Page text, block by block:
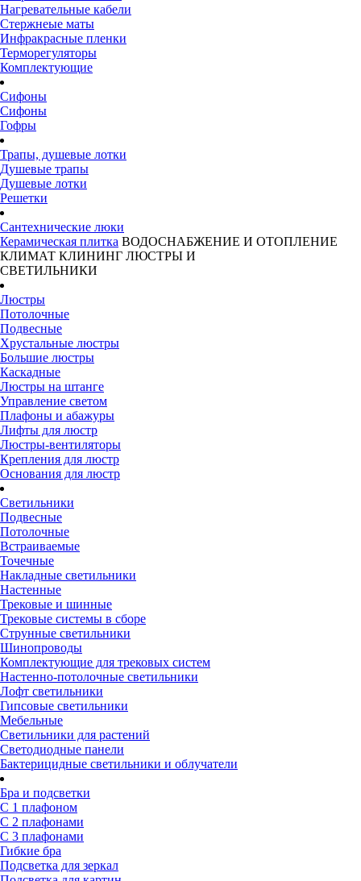
Нагревательные кабели
Стержнеые маты
Инфракрасные пленки
Терморегуляторы
Комплектующие
Сифоны
Сифоны
Гофры
Трапы, душевые лотки
Душевые трапы
Душевые лотки
Решетки
Сантехнические люки
Керамическая плитка ВОДОСНАБЖЕНИЕ И ОТОПЛЕНИЕ
КЛИМАТ КЛИНИНГ ЛЮСТРЫ И
СВЕТИЛЬНИКИ
Люстры
Потолочные
Подвесные
Хрустальные люстры
Большие люстры
Каскадные
Люстры на штанге
Управление светом
Плафоны и абажуры
Лифты для люстр
Люстры-вентиляторы
Крепления для люстр
Основания для люстр
Светильники
Подвесные
Потолочные
Встраиваемые
Точечные
Накладные светильники
Настенные
Трековые и шинные
Трековые системы в сборе
Струнные светильники
Шинопроводы
Комплектующие для трековых систем
Настенно-потолочные светильники
Лофт светильники
Гипсовые светильники
Мебельные
Светильники для растений
Светодиодные панели
Бактерицидные светильники и облучатели
Бра и подсветки
С 1 плафоном
С 2 плафонами
С 3 плафонами
Гибкие бра
Подсветка для зеркал